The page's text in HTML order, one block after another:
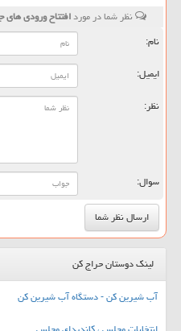
نظر شما در موردافتتاح ورودی های جدید 2 ایستگاه از خط 7
نام:
ایمیل:
نظر:
سوال:
لینک دوستان حراج کن
آب شیرین کن - دستگاه آب شیرین کن